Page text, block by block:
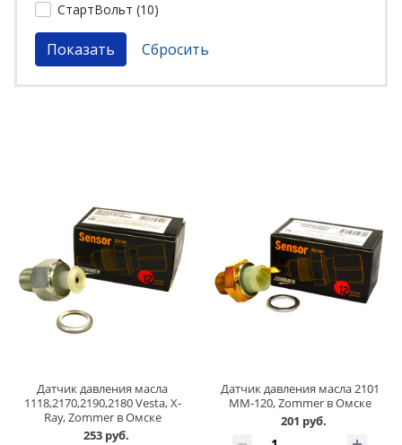
СтартВольт (10)
Датчик давления масла
1118,2170,2190,2180 Vesta, X-
Ray, Zommer в Омске
253 руб.
Датчик давления масла 2101
ММ-120, Zommer в Омске
201 руб.